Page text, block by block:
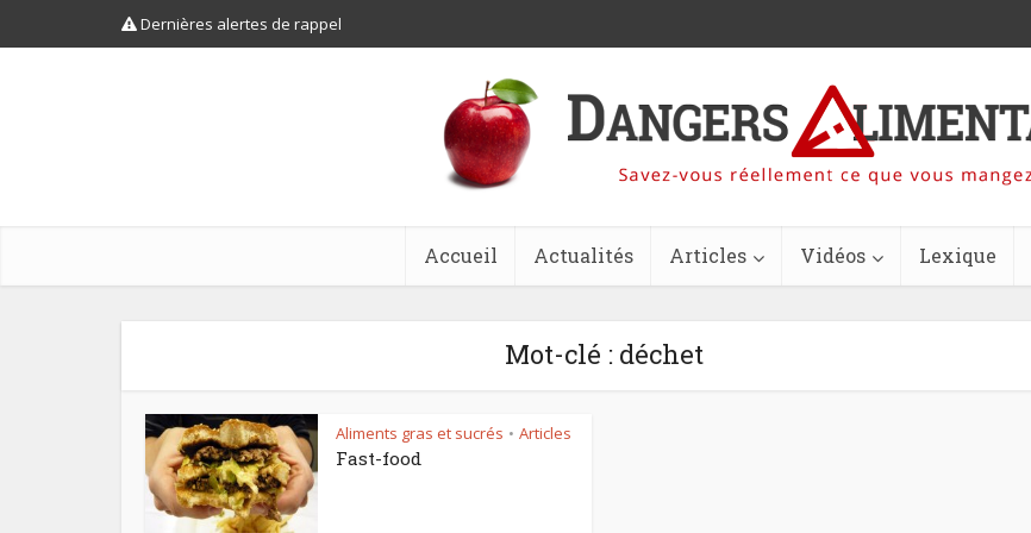
Dernières alertes de rappel
Accueil Actualités Articles Vidéos Lexique
Mot-clé : déchet
Aliments gras et sucrés • Articles
Fast-food